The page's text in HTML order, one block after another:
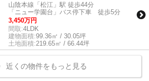
山陰本線「松江」駅 徒歩44分
「ニュー学園台」バス停下車 徒歩5分
3,450万円
間取:4LDK
建物面積:99.36㎡ / 30.05坪
土地面積:219.65㎡ / 66.44坪
近くの物件をもっと見る